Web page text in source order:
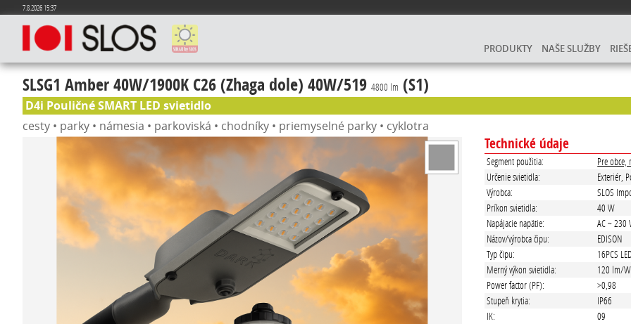
7.8.2026 15:37
PRODUKTY
NAŠE SLUŽBY
SLSG1 Amber 40W/1900K C26 (Zhaga dole) 40W/519 4800 lm (S1)
D4i Pouličné SMART LED svietidlo
cesty • parky • námesia • parkoviská • chodníky • priemyselné parky • cyklotra
Technické údaje
Segment použitia: Pre obce,
Určenie svietidla:
Exteriér,
Výrobca:
SLOS
Príkon svietidla:
40 W
Napájacie napätie:
AC ~ 230
Názov/výrobca čipu:
EDISON
Typ čipu:
16PCS
Merný výkon svietidla:
120 lm/W
Power factor (PF):
>0,98
Stupeň krytia:
IP66
IK:
09